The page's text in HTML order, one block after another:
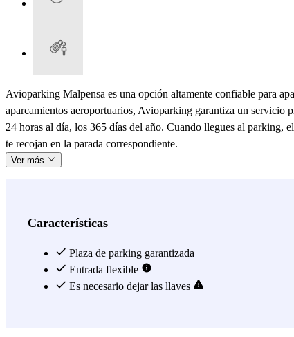
Avioparking Malpensa es una opción altamente confiable para
aparcamientos aeroportuarios, Avioparking garantiza un servicio
24 horas al día, los 365 días del año. Cuando llegues al parking,
te recojan en la parada correspondiente.
Ver más
Características
Plaza de parking garantizada
Entrada flexible
Es necesario dejar las llaves